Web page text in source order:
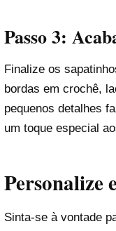
Passo 3:
Finalize os
bordas em crochê,
pequenos detalhes
um toque especial
Personalize
Sinta-se à vontade